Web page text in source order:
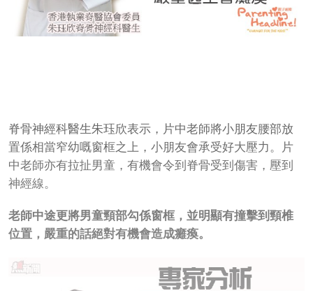
脊骨神經科醫生朱珏欣表示，片中老師將小朋友腰部放
置係相當窄幼嘅窗框之上，小朋友會承受好大壓力。片
中老師亦有拉扯男童，有機會令到脊骨受到傷害，壓到
神經線。
老師中途更將男童頸部勾係窗框，並明顯有撞擊到頸椎
位置，嚴重的話絕對有機會造成癱瘓。